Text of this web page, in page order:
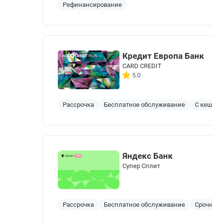
Рефинансирование
Кредит Европа Банк
CARD CREDIT
5.0
Рассрочка Бесплатное обслуживание С
Яндекс Банк
Cупер Сплит
Рассрочка Бесплатное обслуживание